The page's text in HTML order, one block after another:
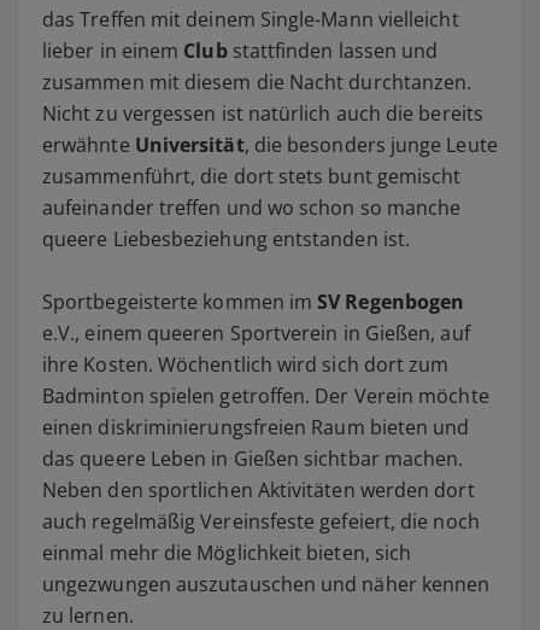
das Treffen mit deinem Single-Mann vielleicht
lieber in einem Clubstattfinden lassen und
zusammen mit diesem die Nacht durchtanzen.
Nicht zu vergessen ist natürlich auch die bereits
erwähnte Universität, die besonders junge Leute
zusammenführt, die dort stets bunt gemischt
aufeinander treffen und wo schon so manche
queere Liebesbeziehung entstanden ist.
Sportbegeisterte kommen imSV Regenbogen
e.V., einem queeren Sportverein in Gießen, auf
ihre Kosten. Wöchentlich wird sich dort zum
Badminton spielen getroffen. Der Verein möchte
einen diskriminierungsfreien Raum bieten und
das queere Leben in Gießen sichtbar machen.
Neben den sportlichen Aktivitäten werden dort
auch regelmäßig Vereinsfeste gefeiert, die noch
einmal mehr die Möglichkeit bieten, sich
ungezwungen auszutauschen und näher kennen
zu lernen.